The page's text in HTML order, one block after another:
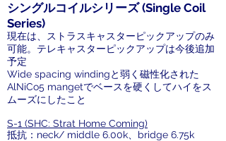
シングルコイルシリーズ (Single Coil
Series)
現在は、ストラスキャスターピックアップのみ
可能。テレキャスターピックアップは今後追加
予定
Wide spacing windingと弱く磁性化された
AlNiCo5 mangetでベースを硬くしてハイをス
ムーズにしたこと
S-1 (SHC: Strat Home Coming)
抵抗：neck/ middle 6.00k、bridge 6.75k